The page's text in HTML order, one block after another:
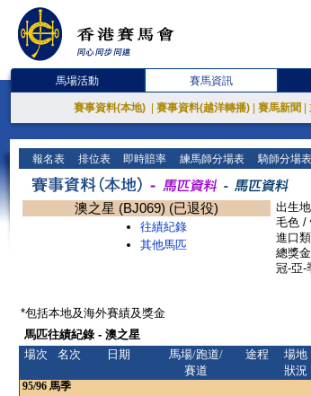
馬場活動 賽馬資訊
賽事資料(本地) 賽事資料(越洋轉播) 賽馬新聞
報名表 排位表 即時賠率 練馬師分場表 騎師分場表
澳之星 (BJ069) (已退役)
往績紀錄
其他馬匹
出生地
毛色 /
進口
總獎
冠-亞-
*包括本地及海外賽績及獎金
馬匹往績紀錄 - 澳之星
場次
名次 日期
馬場/跑道/
賽道
途程
場地
狀況
95/96 馬季